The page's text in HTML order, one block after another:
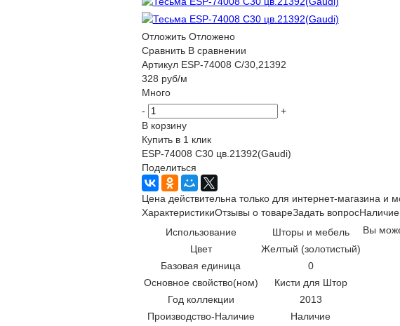
Отложить Отложено
Сравнить В сравнении
Артикул ESP-74008 C/30,21392
328 руб/м
Много
-
+
В корзину
Купить в 1 клик
ESP-74008 C30 цв.21392(Gaudi)
Поделиться
Цена действительна только для интернет-магазина и
ХарактеристикиОтзывы о товареЗадать вопрос
Использование
Шторы и мебель
Цвет
Желтый (золотистый)
Базовая единица
0
Основное свойство(ном)
Кисти для Штор
Год коллекции
2013
Производство-Наличие
Наличие
Вы